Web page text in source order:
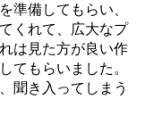
準備してもらい、
くれて、広大なプ
は見た方が良い作
てもらいました。
聞き入ってしまう